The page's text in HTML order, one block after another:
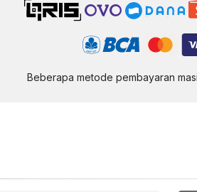
Beberapa metode pembayaran